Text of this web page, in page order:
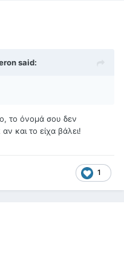
said:
το όνομά σου δεν
και το είχα βάλει!
1